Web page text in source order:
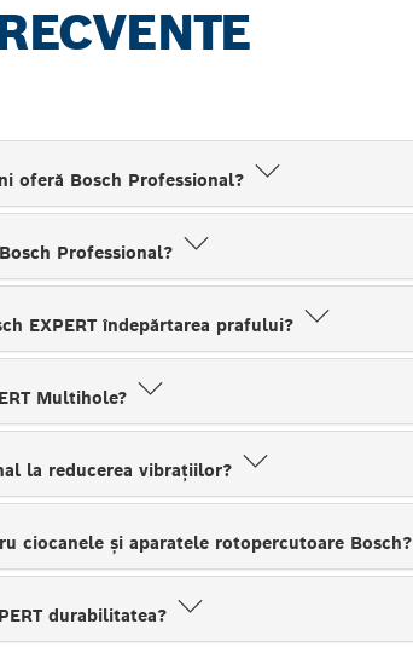
oferă Bosch Professional?
Professional?
EXPERT îndepărtarea prafului?
Multihole?
la reducerea vibrațiilor?
ciocanele și aparatele rotopercutoare Bosch?
durabilitatea?